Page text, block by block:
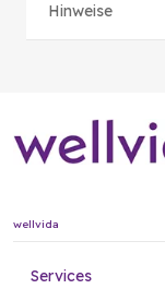
Hinweise
wellvida
Services